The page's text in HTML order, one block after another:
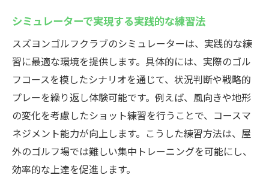
シミュレーターで実現する実践的な練習法
スズヨンゴルフクラブのシミュレーターは、実践的な練
習に最適な環境を提供します。具体的には、実際のゴル
フコースを模したシナリオを通じて、状況判断や戦略的
プレーを繰り返し体験可能です。例えば、風向きや地形
の変化を考慮したショット練習を行うことで、コースマ
ネジメント能力が向上します。こうした練習方法は、屋
外のゴルフ場では難しい集中トレーニングを可能にし、
効率的な上達を促進します。